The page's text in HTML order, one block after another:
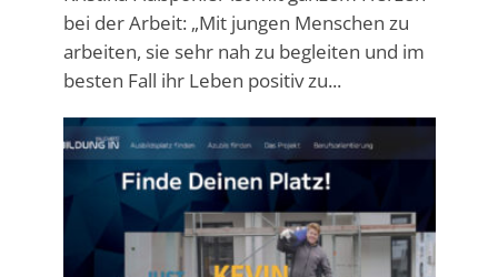
bei der Arbeit: „Mit jungen Menschen zu
arbeiten, sie sehr nah zu begleiten und im
besten Fall ihr Leben positiv zu...